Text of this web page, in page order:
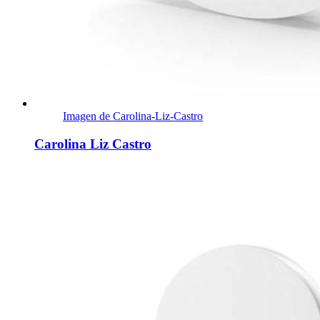
Imagen de Carolina-Liz-Castro
Carolina Liz Castro